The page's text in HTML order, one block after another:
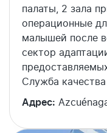
палаты, 2 зала
операционные
малышей после
сектор
Служба
Адрес: